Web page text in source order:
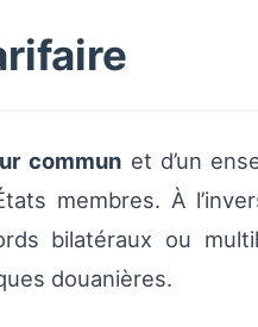
commun et d’un
membres. À
bilatéraux ou
douanières.